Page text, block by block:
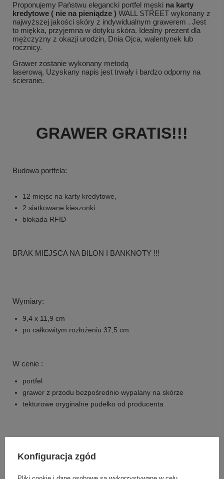
Proponujemy Państwu elegancki portfel męski na karty
kredytowe ( nie na pieniądze ) WALL STREET wykonany z
najwyższej jakości skóry z indywidualnym grawerem . Jest
to miękka, przyjemna w dotyku skóra. Idealny prezent dla
mężczyzny z okazji urodzin, Dnia Ojca, walentynek lub
rocznicy.
Grawer zostanie wykonany metodą
laserową. Uzyskany napis jest trwały i bardzo odporny na
ścieranie.
GRAWER GRATIS!!!
Budowa portfela:
12 miejsc na karty kredytowe,
2 siatkowane kieszonki
blokada RFID
BRAK MIEJSCA NA BILON I BANKNOTY !!!
Wymiary:
9,4 x 11,9 cm
po całkowitym rozłożeniu 37,5 cm
W cenie :
portfel
grawer z przodu bezpośrednio wypalany na skórze
tekturowe oryginalne pudełko od producenta
- ZAPRASZAMY!!!
ŻYCZYMY PRZYJEMNYCH ZAKUPÓW!!!
Konfiguracja zgód